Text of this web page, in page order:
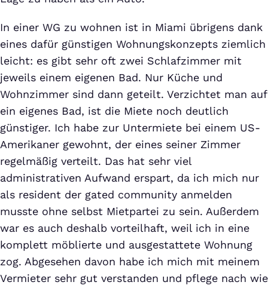
In einer WG zu wohnen ist in Miami übrigens dank
eines dafür günstigen Wohnungskonzepts ziemlich
leicht: es gibt sehr oft zwei Schlafzimmer mit
jeweils einem eigenen Bad. Nur Küche und
Wohnzimmer sind dann geteilt. Verzichtet man auf
ein eigenes Bad, ist die Miete noch deutlich
günstiger. Ich habe zur Untermiete bei einem US-
Amerikaner gewohnt, der eines seiner Zimmer
regelmäßig verteilt. Das hat sehr viel
administrativen Aufwand erspart, da ich mich nur
als resident der gated community anmelden
musste ohne selbst Mietpartei zu sein. Außerdem
war es auch deshalb vorteilhaft, weil ich in eine
komplett möblierte und ausgestattete Wohnung
zog. Abgesehen davon habe ich mich mit meinem
Vermieter sehr gut verstanden und pflege nach wie